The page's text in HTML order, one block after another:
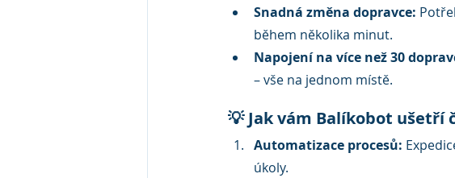
Snadná změna dopravce:
během několika minut.
Napojení na více než 30
– vše na jednom místě.
💡 Jak vám Balíkobot ušetří
Automatizace procesů:
úkoly.